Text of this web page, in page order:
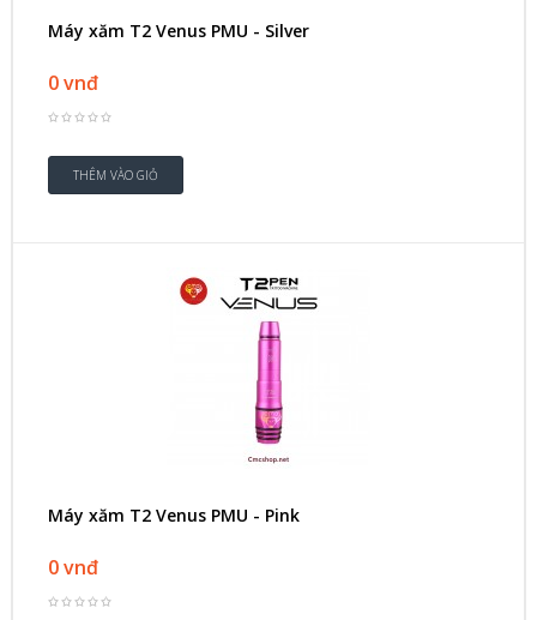
Máy xăm T2 Venus PMU - Silver
0 vnđ
Máy xăm T2 Venus PMU - Pink
0 vnđ